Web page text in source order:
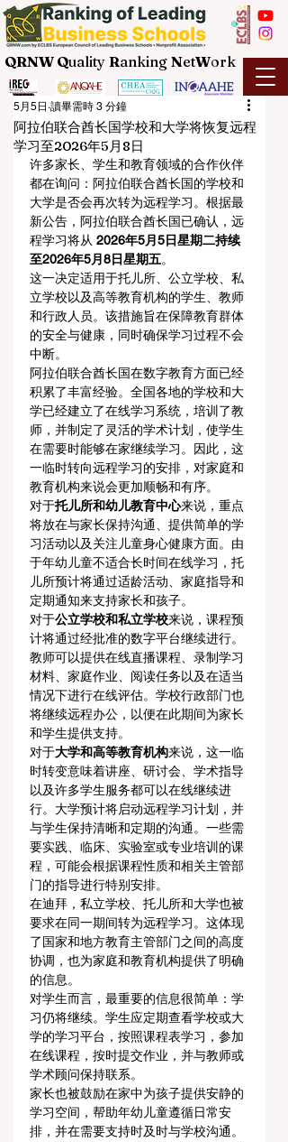
QRNW Quality Ranking NetWork
阿拉伯联合酋长国学校和大学将恢复远程
学习至2026年5月8日
5月5日 讀畢需時 3 分鐘
许多家长、学生和教育领域的合作伙伴
都在询问：阿拉伯联合酋长国的学校和
大学是否会再次转为远程学习。根据最
新公告，阿拉伯联合酋长国已确认，远
程学习将从 2026年5月5日星期二持续
至2026年5月8日星期五。
这一决定适用于托儿所、公立学校、私
立学校以及高等教育机构的学生、教师
和行政人员。该措施旨在保障教育群体
的安全与健康，同时确保学习过程不会
中断。
阿拉伯联合酋长国在数字教育方面已经
积累了丰富经验。全国各地的学校和大
学已经建立了在线学习系统，培训了教
师，并制定了灵活的学术计划，使学生
在需要时能够在家继续学习。因此，这
一临时转向远程学习的安排，对家庭和
教育机构来说会更加顺畅和有序。
对于托儿所和幼儿教育中心来说，重点
将放在与家长保持沟通、提供简单的学
习活动以及关注儿童身心健康方面。由
于年幼儿童不适合长时间在线学习，托
儿所预计将通过适龄活动、家庭指导和
定期通知来支持家长和孩子。
对于公立学校和私立学校来说，课程预
计将通过经批准的数字平台继续进行。
教师可以提供在线直播课程、录制学习
材料、家庭作业、阅读任务以及在适当
情况下进行在线评估。学校行政部门也
将继续远程办公，以便在此期间为家长
和学生提供支持。
对于大学和高等教育机构来说，这一临
时转变意味着讲座、研讨会、学术指导
以及许多学生服务都可以在线继续进
行。大学预计将启动远程学习计划，并
与学生保持清晰和定期的沟通。一些需
要实践、临床、实验室或专业培训的课
程，可能会根据课程性质和相关主管部
门的指导进行特别安排。
在迪拜，私立学校、托儿所和大学也被
要求在同一期间转为远程学习。这体现
了国家和地方教育主管部门之间的高度
协调，也为家庭和教育机构提供了明确
的信息。
对学生而言，最重要的信息很简单：学
习仍将继续。学生应定期查看学校或大
学的学习平台，按照课程表学习，参加
在线课程，按时提交作业，并与教师或
学术顾问保持联系。
家长也被鼓励在家中为孩子提供安静的
学习空间，帮助年幼儿童遵循日常安
排，并在需要支持时及时与学校沟通。